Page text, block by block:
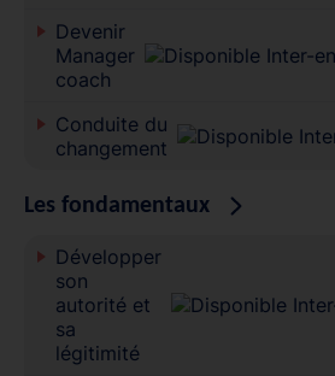
Devenir
Manager
coach
Conduite du
changement
Les fondamentaux
Développer
son
autorité et
sa
légitimité